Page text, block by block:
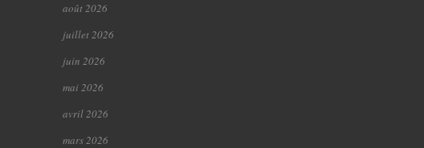
août 2026
juillet 2026
juin 2026
mai 2026
avril 2026
mars 2026